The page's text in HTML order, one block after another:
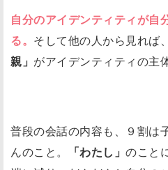
自分のアイデンティティが自
る。 そして他の人から見れば、
親」 がアイデンティティの主
普段の会話の内容も、９割は
んのこと。
「わたし」 のこと